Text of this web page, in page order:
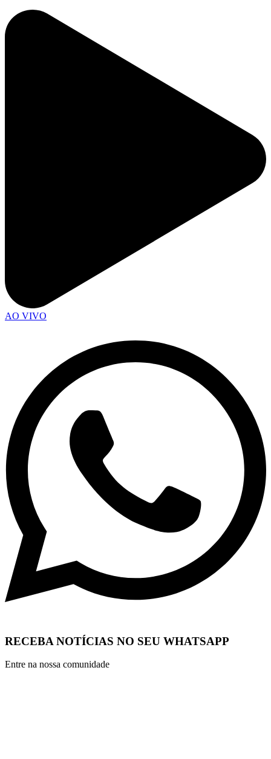
AO VIVO
RECEBA NOTÍCIAS NO SEU WHATSAPP
Entre na nossa comunidade